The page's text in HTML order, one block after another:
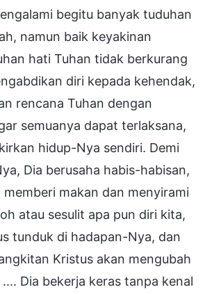
begitu banyak tuduhan
namun baik keyakinan
hati Tuhan tidak berkurang
diri kepada kehendak,
rencana Tuhan dengan
semuanya dapat terlaksana,
hidup-Nya sendiri. Demi
Dia berusaha habis-habisan,
makan dan menyirami
atau sesulit apa pun diri kita,
tunduk di hadapan-Nya, dan
Kristus akan mengubah
Dia bekerja keras tanpa kenal